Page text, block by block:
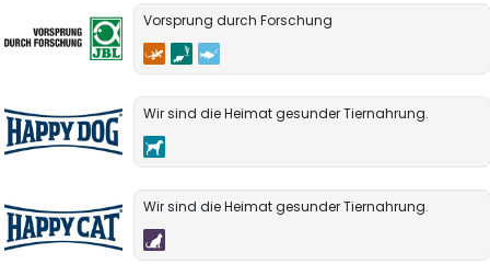
Vorsprung durch Forschung
Wir sind die Heimat gesunder Tiernahrung.
Wir sind die Heimat gesunder Tiernahrung.